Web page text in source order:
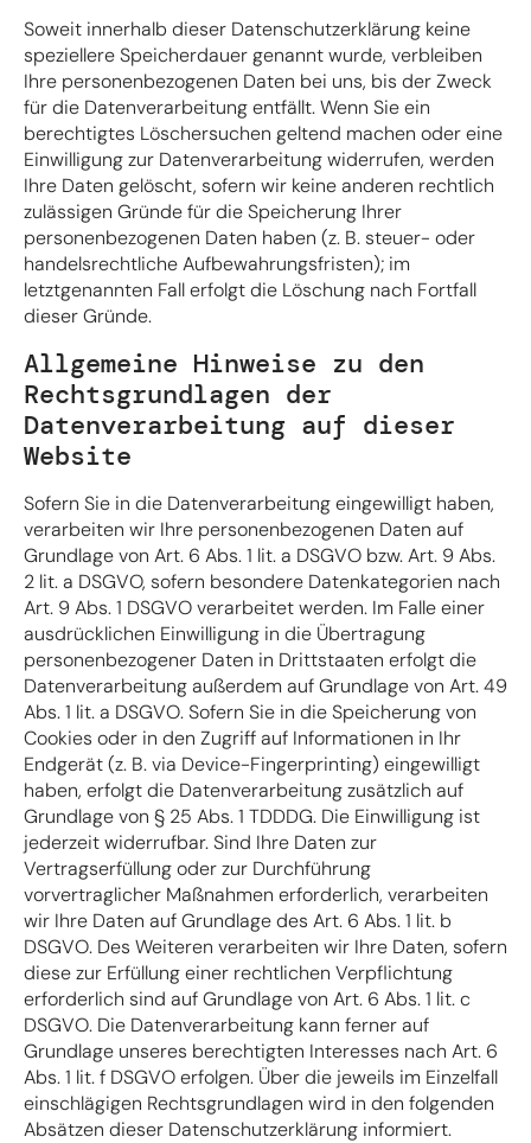
Soweit innerhalb dieser Datenschutzerklärung keine
speziellere Speicherdauer genannt wurde, verbleiben
Ihre personenbezogenen Daten bei uns, bis der Zweck
für die Datenverarbeitung entfällt. Wenn Sie ein
berechtigtes Löschersuchen geltend machen oder eine
Einwilligung zur Datenverarbeitung widerrufen, werden
Ihre Daten gelöscht, sofern wir keine anderen rechtlich
zulässigen Gründe für die Speicherung Ihrer
personenbezogenen Daten haben (z. B. steuer- oder
handelsrechtliche Aufbewahrungsfristen); im
letztgenannten Fall erfolgt die Löschung nach Fortfall
dieser Gründe.
Allgemeine Hinweise zu den
Rechtsgrundlagen der
Datenverarbeitung auf dieser
Website
Sofern Sie in die Datenverarbeitung eingewilligt haben,
verarbeiten wir Ihre personenbezogenen Daten auf
Grundlage von Art. 6 Abs. 1 lit. a DSGVO bzw. Art. 9 Abs.
2 lit. a DSGVO, sofern besondere Datenkategorien nach
Art. 9 Abs. 1 DSGVO verarbeitet werden. Im Falle einer
ausdrücklichen Einwilligung in die Übertragung
personenbezogener Daten in Drittstaaten erfolgt die
Datenverarbeitung außerdem auf Grundlage von Art. 49
Abs. 1 lit. a DSGVO. Sofern Sie in die Speicherung von
Cookies oder in den Zugriff auf Informationen in Ihr
Endgerät (z. B. via Device-Fingerprinting) eingewilligt
haben, erfolgt die Datenverarbeitung zusätzlich auf
Grundlage von § 25 Abs. 1 TDDDG. Die Einwilligung ist
jederzeit widerrufbar. Sind Ihre Daten zur
Vertragserfüllung oder zur Durchführung
vorvertraglicher Maßnahmen erforderlich, verarbeiten
wir Ihre Daten auf Grundlage des Art. 6 Abs. 1 lit. b
DSGVO. Des Weiteren verarbeiten wir Ihre Daten, sofern
diese zur Erfüllung einer rechtlichen Verpflichtung
erforderlich sind auf Grundlage von Art. 6 Abs. 1 lit. c
DSGVO. Die Datenverarbeitung kann ferner auf
Grundlage unseres berechtigten Interesses nach Art. 6
Abs. 1 lit. f DSGVO erfolgen. Über die jeweils im Einzelfall
einschlägigen Rechtsgrundlagen wird in den folgenden
Absätzen dieser Datenschutzerklärung informiert.